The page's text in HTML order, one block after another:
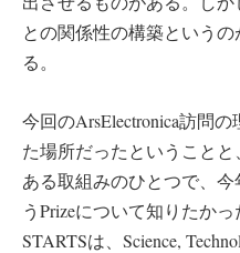
との関係性の構築という
る。
今回のArsElectronica訪問
た場所だったということと
ある取組みのひとつで、
うPrizeについて知りたかっ
STARTSは、Science,